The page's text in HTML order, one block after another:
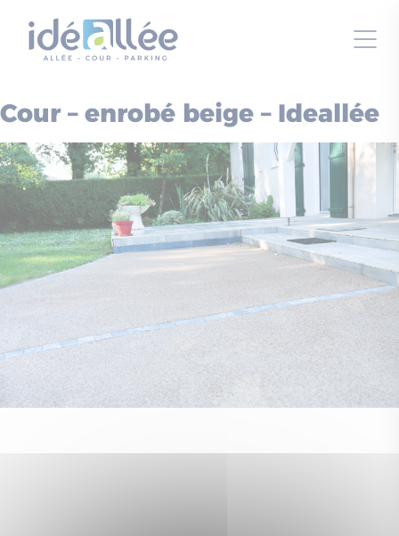
Cour – enrobé beige – Ideallée